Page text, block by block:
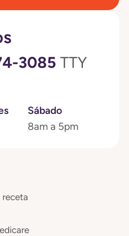
3085 TTY
Sábado
8am a 5pm